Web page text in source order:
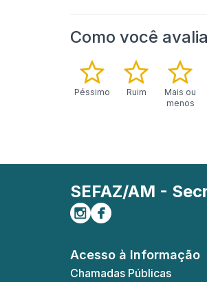
Como você
Péssimo Ruim
Mais ou
menos
SEFAZ/AM -
Siga-nos no Instagram
Curta-nos no
Acesso à Informação
Chamadas Públicas